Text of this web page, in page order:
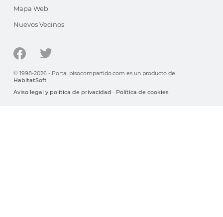
Mapa Web
Nuevos Vecinos
© 1998-2026 - Portal pisocompartido.com es un producto de
HabitatSoft
Aviso legal y política de privacidad · Política de cookies